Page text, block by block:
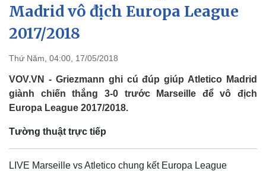
Đảng
Tổ chức nhân sự
Quốc hội
Nhận diện sự thật
Dự báo thời tiết
Madrid vô địch Europa League
2017/2018
Thứ Năm, 04:00, 17/05/2018
VOV.VN - Griezmann ghi cú đúp giúp Atletico Madrid
giành chiến thắng 3-0 trước Marseille để vô địch
Europa League 2017/2018.
Tường thuật trực tiếp
LIVE Marseille vs Atletico chung kết Europa League